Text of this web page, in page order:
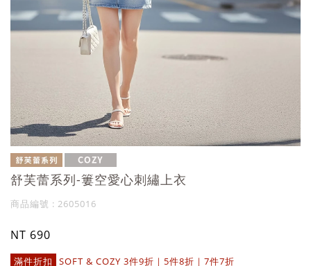
舒芙蕾系列-簍空愛心刺繡上衣
商品編號 : 2605016
NT 690
滿件折扣 SOFT & COZY 3件9折｜5件8折｜7件7折